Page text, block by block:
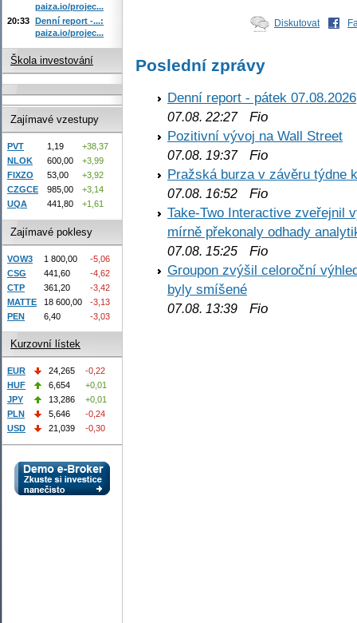
Diskutovat
Poslední zprávy
Denní report - pátek 07.08.2026
07.08. 22:27Fio
Pozitivní vývoj na Wall Street
07.08. 19:37Fio
Pražská burza v závěru týdne
07.08. 16:52 Fio
Take-Two Interactive zveřejnil
mírně překonaly odhady
07.08. 15:25 Fio
Groupon zvýšil celoroční
byly smíšené
07.08. 13:39 Fio
paiza.io/projec...
20:33 Denní report -...:
paiza.io/projec...
Škola investování
Zajímavé vzestupy
PVT 1,19
+38,37
NLOK
600,00
+3,99
FIXZO
53,00
+3,92
CZGCE
985,00
+3,14
UQA
441,80 +1,61
Zajímavé poklesy
VOW3 1 800,00
-5,06
CSG
441,60
-4,62
CTP
361,20
-3,42
MATTE
18 600,00
-3,13
PEN
6,40 -3,03
Kurzovní lístek
EUR 24,265
-0,22
HUF
6,654
+0,01
JPY
13,286
+0,01
PLN
5,646
-0,24
USD
21,039 -0,30